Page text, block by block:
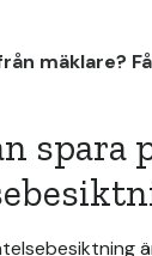
mäklare?
spara